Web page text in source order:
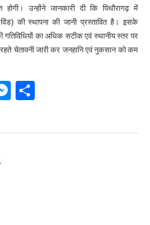
उन्होंने जानकारी दी कि पिथौरागढ़ में
की स्थापना की जानी प्रस्तावित है। इसके
गतिविधियों का अधिक सटीक एवं स्थानीय स्तर पर
चेतावनी जारी कर जनहानि एवं नुकसान को कम
Messenger